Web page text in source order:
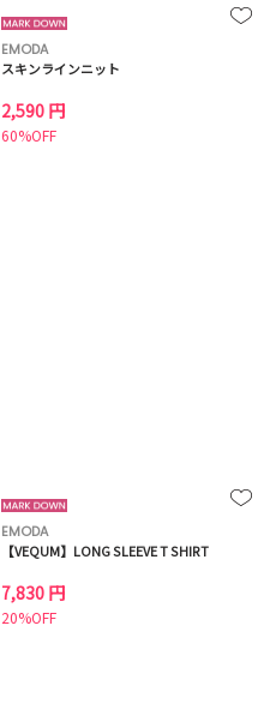
EMODA
スキンラインニット
2,590 円
60%OFF
EMODA
【VEQUM】LONG SLEEVE T SHIRT
7,830 円
20%OFF